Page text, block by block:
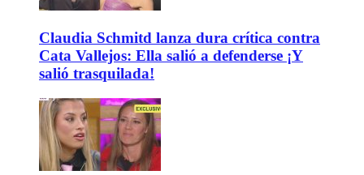
Claudia Schmitd lanza dura crítica contra
Cata Vallejos: Ella salió a defenderse ¡Y
salió trasquilada!